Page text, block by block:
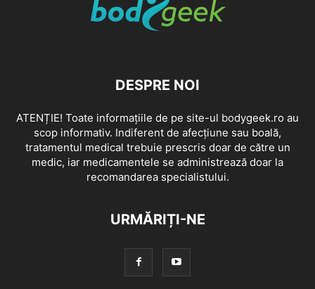
DESPRE NOI
ATENȚIE! Toate informațiile de pe site-ul bodygeek.ro au
scop informativ. Indiferent de afecțiune sau boală,
tratamentul medical trebuie prescris doar de către un
medic, iar medicamentele se administrează doar la
recomandarea specialistului.
URMĂRIȚI-NE